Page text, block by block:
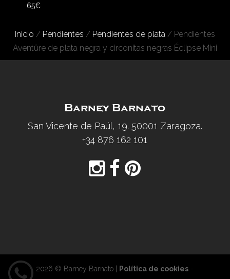
65€
Inicio / Pendientes / Pendientes de plata / Pendientes
Aventûre de plata negra y circonitas negras Éclipse Mini
Barney Barnato
San Vicente de Paúl, 19. 50001 Zaragoza.
+34 876 162 101
2026 © Barney Barnato | Política de cookies-